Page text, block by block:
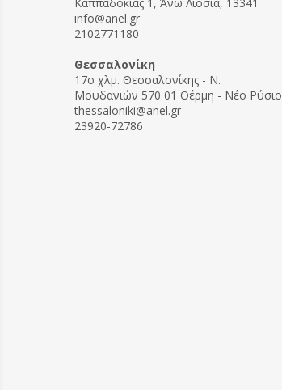
info@anel.gr
2102771180
Θεσσαλονίκη
17ο χλμ. Θεσσαλονίκης - Ν.
Μουδανιών 570 01 Θέρμη - Νέο Ρύσιο
thessaloniki@anel.gr
23920-72786